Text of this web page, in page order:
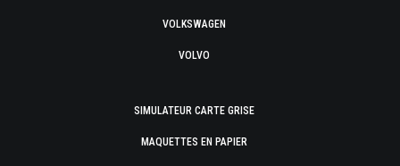
VOLKSWAGEN
VOLVO
SIMULATEUR CARTE GRISE
MAQUETTES EN PAPIER